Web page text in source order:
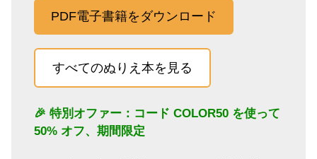
PDF電子書籍をダウンロード
すべてのぬりえ本を見る
🎉 特別オファー：コード COLOR50 を使って
50% オフ、期間限定